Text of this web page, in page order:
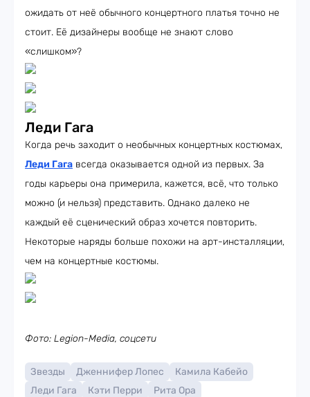
ожидать от неё обычного концертного платья точно не
стоит. Её дизайнеры вообще не знают слово
«слишком»?
Леди Гага
Когда речь заходит о необычных концертных костюмах,
Леди Гага всегда оказывается одной из первых. За
годы карьеры она примерила, кажется, всё, что только
можно (и нельзя) представить. Однако далеко не
каждый её сценический образ хочется повторить.
Некоторые наряды больше похожи на арт-инсталляции,
чем на концертные костюмы.
Фото: Legion-Media, соцсети
Звезды Дженнифер Лопес
Камила Кабейо
Леди Гага
Кэти Перри Рита Ора